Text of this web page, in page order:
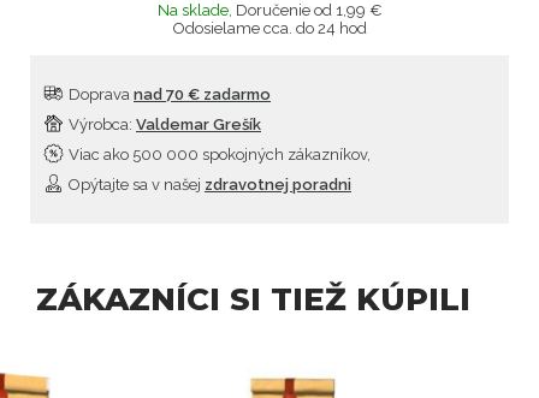
Na sklade, Doručenie od 1,99 €
Odosielame cca. do 24 hod
Doprava nad 70 € zadarmo
Viac ako 500 000 spokojných zákazníkov,
Výrobca: Valdemar Grešík
Opýtajte sa v našej zdravotnej poradni
ZÁKAZNÍCI SI TIEŽ KÚPILI